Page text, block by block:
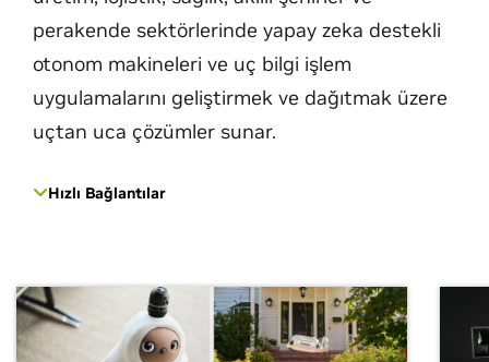
perakende sektörlerinde yapay zeka destekli
otonom makineleri ve uç bilgi işlem
uygulamalarını geliştirmek ve dağıtmak üzere
uçtan uca çözümler sunar.
Hızlı Bağlantılar